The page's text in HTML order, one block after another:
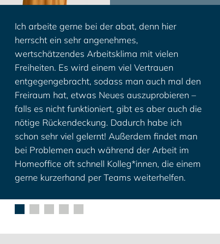
Ich arbeite gerne bei der abat, denn hier
herrscht ein sehr angenehmes,
wertschätzendes Arbeitsklima mit vielen
Freiheiten. Es wird einem viel Vertrauen
entgegengebracht, sodass man auch mal den
Freiraum hat, etwas Neues auszuprobieren –
falls es nicht funktioniert, gibt es aber auch die
nötige Rückendeckung. Dadurch habe ich
schon sehr viel gelernt! Außerdem findet man
bei Problemen auch während der Arbeit im
Homeoffice oft schnell Kolleg*innen, die einem
gerne kurzerhand per Teams weiterhelfen.
Bei abat kann ich meine langjährigen
Erfahrungen in der Konzeption von
Materialflusssystemen und der Anbindung
automatischer Lagersysteme voll einbringen
und an jüngere Kollegen*innen weitergeben.
abat ist wie eine große Familie, in der man sich
gegenseitig unterstützt und wertschätzt. Hier
zu arbeiten, macht mir großen Spaß.
Abat lebt das, was es verspricht!
Trotz der Professionalität, die die abat AG
nach außen an den Tag legt, wurde mir schon
während meiner ersten Tage klar, dass das
kein Gegensatz zu Spaß, Freundlichkeit und
lockerem Umgang der Kollegen untereinander
sein muss. Die flachen Hierarchien sorgen
dafür, dass ich mich als Praktikantin von
Anfang an wohl und wie ein vollwertiges
Mitglied des Teams gefühlt habe.
Bei abat habe ich dank der großen
Projektvielfalt die Möglichkeit, ständig meinen
Horizont zu erweitern und so auch
kommenden Herausforderungen immer
gewappnet zu sein.